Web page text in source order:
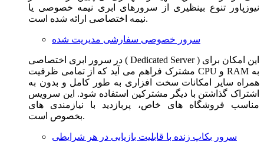
نیوزپاور تنوع بینظیری از سرورهای ابری نیمه خصوصی یا
نیمه اختصاصی ارائه شده است.
سرور خصوصی سفارشی مدیریت شده
در سرور ابری اختصاصی ( Dedicated Server ) این امکان برای
مشترک فراهم می آید که از تمامی ظرفیت CPU و RAM به
همراه سایر امکانات سخت افزاری به طور کامل و بدون به
اشتراک گذاشتن با دیگر مشترکین استفاده شود. این سرویس
مناسب فروشگاه های خاص، پربازدید با نیازمندی های
بخصوص است.
سرور بکاپ زنده با قابلیت بازیابی در هر شرایطی